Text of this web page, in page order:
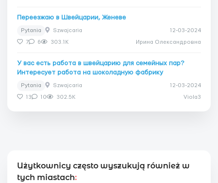
Переезжаю в Швейцарии, Женеве
Pytania Szwajcaria 12-03-2024
7 6 303.1K Ирина Олександровна
У вас есть работа в швейцарию для семейных пар?
Интересует работа на шоколадную фабрику
Pytania Szwajcaria 12-03-2024
13 10 302.5K Viola3
Użytkownicy często wyszukują również w
tych miastach: